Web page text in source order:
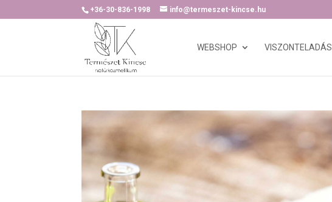
+36-30-836-1998 info@termeszet-kincse.hu
WEBSHOP VISZONTELADÁS